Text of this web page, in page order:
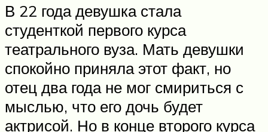
В 22 года девушка стала
студенткой первого курса
театрального вуза. Мать девушки
спокойно приняла этот факт, но
отец два года не мог смириться с
мыслью, что его дочь будет
актрисой. Но в конце второго курса